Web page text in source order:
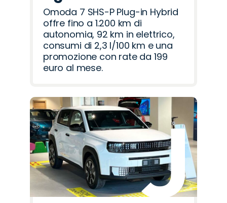
Omoda 7 SHS-P Plug-in Hybrid
offre fino a 1.200 km di
autonomia, 92 km in elettrico,
consumi di 2,3 l/100 km e una
promozione con rate da 199
euro al mese.